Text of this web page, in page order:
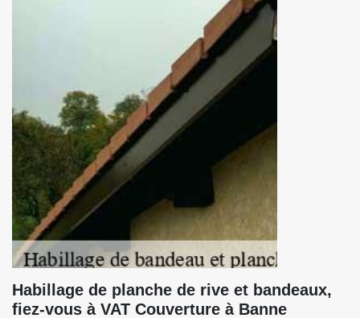
Habillage de planche de rive et bandeaux,
fiez-vous à VAT Couverture à Banne